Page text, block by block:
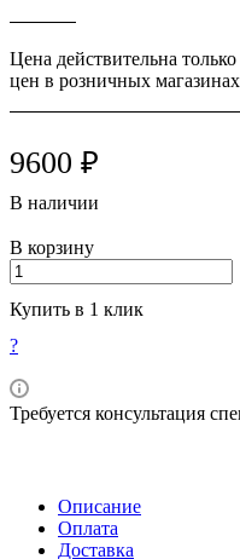
Цена действительна
цен в розничных магазинах
9600 ₽
В наличии
В корзину
Купить в 1 клик
?
Требуется консультация
Описание
Оплата
Доставка